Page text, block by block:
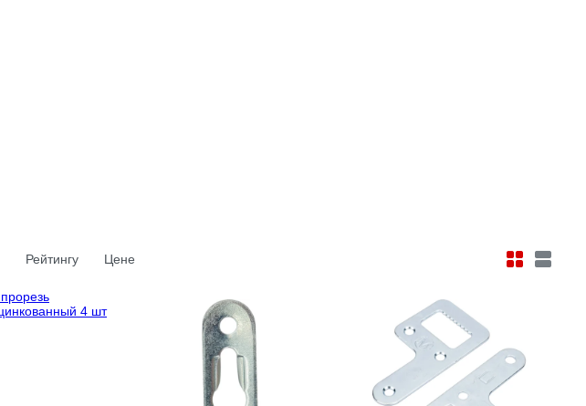
Рейтингу Цене